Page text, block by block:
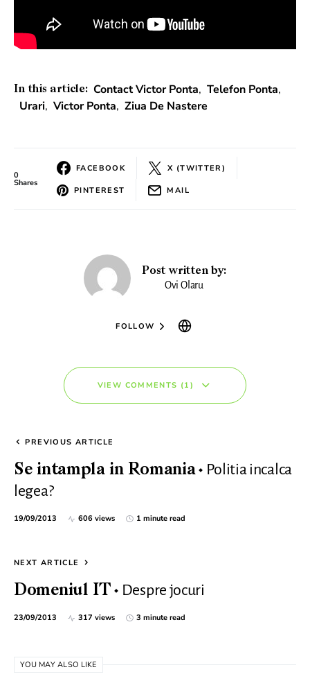
In this article: Contact Victor Ponta, Telefon Ponta,
Urari, Victor Ponta, Ziua De Nastere
0
Shares
FACEBOOK X (TWITTER)
PINTEREST MAIL
Post written by:
Ovi Olaru
FOLLOW
VIEW COMMENTS (1)
PREVIOUS ARTICLE
Se intampla in Romania
Politia incalca
legea?
19/09/2013 606 views 1 minute read
NEXT ARTICLE
Domeniul IT Despre jocuri
23/09/2013 317 views 3 minute read
YOU MAY ALSO LIKE